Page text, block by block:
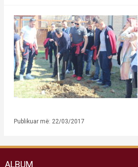
Publikuar më: 22/03/2017
ALBUM